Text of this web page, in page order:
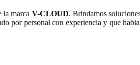
la marca V-CLOUD. Brindamos
por personal con experiencia y que